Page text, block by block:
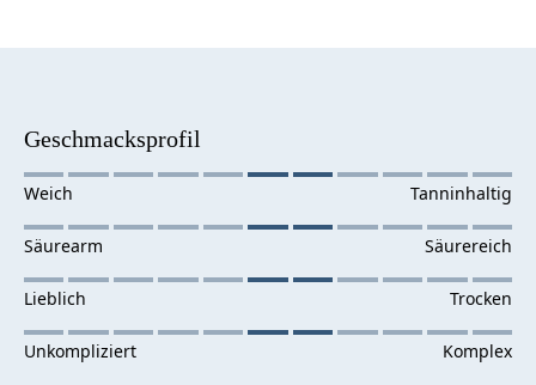
Geschmacksprofil